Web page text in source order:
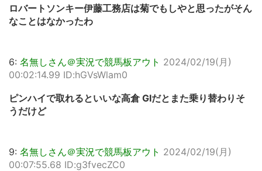
ロバートソンキー伊藤工務店は菊でもしやと思ったがそん
なことはなかったわ
6: 名無しさん＠実況で競馬板アウト 2024/02/19(月)
00:02:14.99 ID:hGVsWlam0
ピンハイで取れるといいな高倉 GIだとまた乗り替わりそ
うだけど
9: 名無しさん＠実況で競馬板アウト 2024/02/19(月)
00:07:55.68 ID:g3fvecZC0